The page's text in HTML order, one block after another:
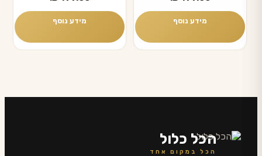
מידע נוסף מידע נוסף
הכל כלול
הכל במקום אחד